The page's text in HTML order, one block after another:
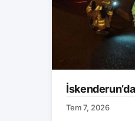
Tem 7, 2026